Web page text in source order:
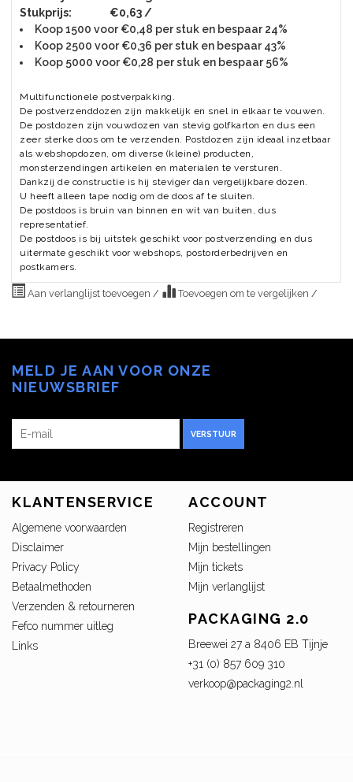
Stukprijs:
€0,63 /
Koop 1500 voor €0,48 per stuk en bespaar 24%
Koop 2500 voor €0,36 per stuk en bespaar 43%
Koop 5000 voor €0,28 per stuk en bespaar 56%
Multifunctionele postverpakking.
De postverzenddozen zijn makkelijk en snel in elkaar te vouwen.
De postdozen zijn vouwdozen van stevig golfkarton en dus een
zeer sterke doos om te verzenden. Postdozen zijn ideaal inzetbaar
als webshopdozen, om diverse (kleine) producten,
monsterzendingen artikelen en materialen te versturen.
Dankzij de constructie is hij steviger dan vergelijkbare dozen.
U heeft alleen tape nodig om de doos af te sluiten.
De postdoos is bruin van binnen en wit van buiten, dus
representatief.
De postdoos is bij uitstek geschikt voor postverzending en dus
uitermate geschikt voor webshops, postorderbedrijven en
postkamers.
Aan verlanglijst toevoegen / Toevoegen om te vergelijken /
MELD JE AAN VOOR ONZE
NIEUWSBRIEF
VERSTUUR
KLANTENSERVICE
Algemene voorwaarden
Disclaimer
Privacy Policy
Betaalmethoden
Verzenden & retourneren
Fefco nummer uitleg
Links
ACCOUNT
Registreren
Mijn bestellingen
Mijn tickets
Mijn verlanglijst
PACKAGING 2.0
Breewei 27 a 8406 EB Tijnje
+31 (0) 857 609 310
verkoop@packaging2.nl